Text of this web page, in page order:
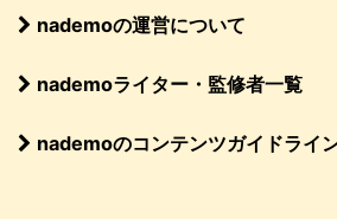
nademoの運営について
nademoライター・監修者一覧
nademoのコンテンツガイドライ